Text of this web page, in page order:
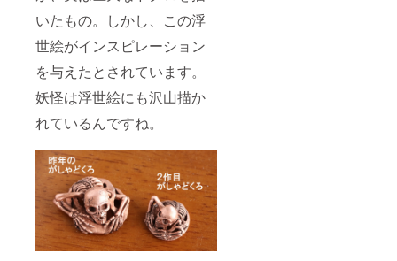
いたもの。しかし、この浮
世絵がインスピレーション
を与えたとされています。
妖怪は浮世絵にも沢山描か
れているんですね。